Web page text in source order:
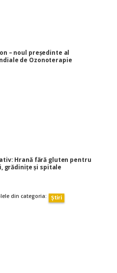
– noul președinte al
de Ozonoterapie
Hrană fără gluten pentru
grădinițe și spitale
din categoria: Știri